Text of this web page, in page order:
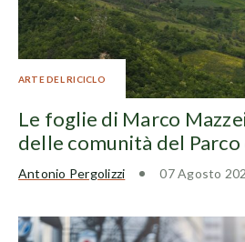
ARTE DEL RICICLO
Le foglie di Marco
delle comunità del
Antonio Pergolizzi 07 Agosto